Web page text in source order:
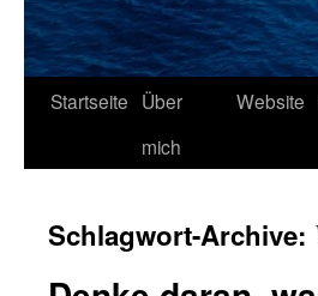
Zum
Startseite Über
mich
Website
Schlagwort-Archive: